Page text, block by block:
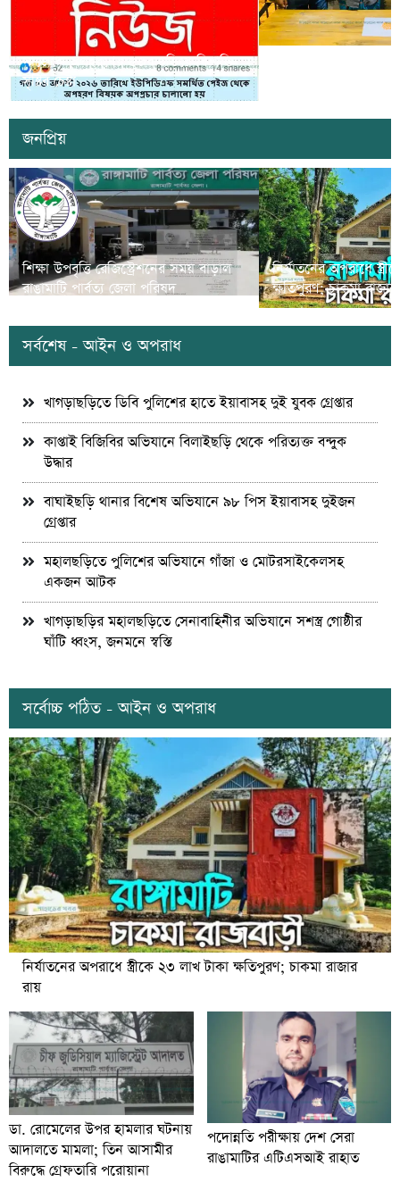
সাজেকে অপহরণের গুজব ছড়িয়ে বিভ্রান্তি
সৃষ্টির চেষ্টা
জনপ্রিয়
শিক্ষা উপবৃত্তি রেজিস্ট্রেশনের সময় বাড়াল
রাঙামাটি পার্বত্য জেলা পরিষদ
নির্যাতনের অপরাধে
ক্ষতিপুরণ; চাকমা
সর্বশেষ - আইন ও অপরাধ
খাগড়াছড়িতে ডিবি পুলিশের হাতে ইয়াবাসহ দুই যুবক গ্রেপ্তার
কাপ্তাই বিজিবির অভিযানে বিলাইছড়ি থেকে পরিত্যক্ত বন্দুক
উদ্ধার
বাঘাইছড়ি থানার বিশেষ অভিযানে ৯৮ পিস ইয়াবাসহ দুইজন
গ্রেপ্তার
মহালছড়িতে পুলিশের অভিযানে গাঁজা ও মোটরসাইকেলসহ
একজন আটক
খাগড়াছড়ির মহালছড়িতে সেনাবাহিনীর অভিযানে সশস্ত্র গোষ্ঠীর
ঘাঁটি ধ্বংস, জনমনে স্বস্তি
সর্বোচ্চ পঠিত - আইন ও অপরাধ
নির্যাতনের অপরাধে স্ত্রীকে ২৩ লাখ টাকা ক্ষতিপুরণ; চাকমা রাজার
রায়
ডা. রোমেলের উপর হামলার ঘটনায়
আদালতে মামলা; তিন আসামীর
বিরুদ্ধে গ্রেফতারি পরোয়ানা
পদোন্নতি পরীক্ষায় দেশ সেরা
রাঙামাটির এটিএসআই রাহাত